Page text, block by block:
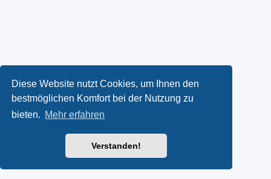
Diese Website nutzt Cookies, um Ihnen den
bestmöglichen Komfort bei der Nutzung zu
bieten. Mehr erfahren
Verstanden!